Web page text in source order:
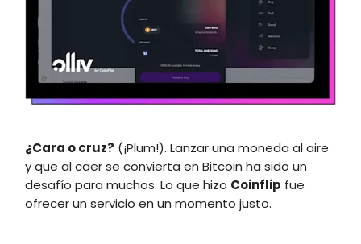
¿Cara o cruz? (¡Plum!). Lanzar una moneda al aire
y que al caer se convierta en Bitcoin ha sido un
desafío para muchos. Lo que hizo Coinflip fue
ofrecer un servicio en un momento justo.